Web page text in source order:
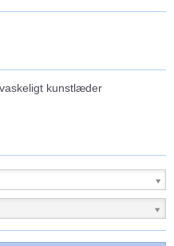
kunstlæder